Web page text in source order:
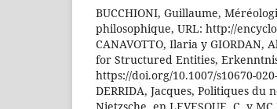
BUCCHIONI, Guillaume,
philosophique, URL: http://
CANAVOTTO, Ilaria y GIORDAN,
for Structured Entities,
https://doi.org/10.1007/s10670-
DERRIDA, Jacques, Politiques du